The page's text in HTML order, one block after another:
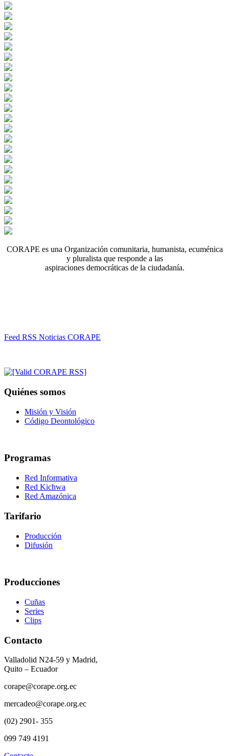
CORAPE es una Organización comunitaria, humanista, ecuménica
y pluralista que responde a las
aspiraciones democráticas de la ciudadanía.
Feed RSS Noticias CORAPE
Quiénes somos
Misión y Visión
Código Deontológico
Programas
Red Informativa
Red Kichwa
Red Amazónica
Tarifario
Producción
Difusión
Producciones
Cuñas
Series
Clips
Contacto
Valladolid N24-59 y Madrid,
Quito – Ecuador
corape@corape.org.ec
mercadeo@corape.org.ec
(02) 2901- 355
099 749 4191